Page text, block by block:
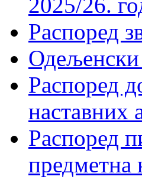
Распоред
Одељенски
Распоред
наставних
Распоред
предметна